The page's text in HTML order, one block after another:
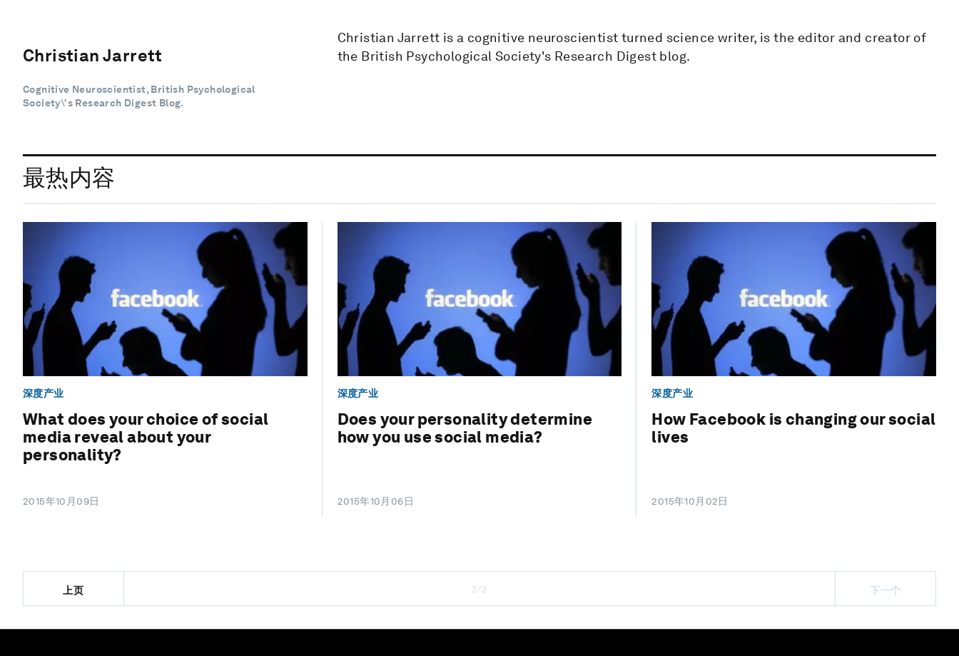
Christian Jarrett
Cognitive Neuroscientist, British Psychological
Society\'s Research Digest Blog.
Christian Jarrett is a cognitive neuroscientist turned science writer, is the editor and creator of
the British Psychological Society's Research Digest blog.
最热内容
深度产业
What does your choice of social
media reveal about your
personality?
2015年10月09日
深度产业
Does your personality determine
how you use social media?
2015年10月06日
深度产业
How Facebook is changing our social
lives
2015年10月02日
上页 2/2 下一个